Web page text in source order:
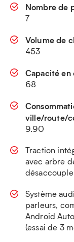
Nombre de
7
Volume de
453
Capacité en
68
ville/route/
9.90
Traction
avec arbre
Système
parleurs,
Android Auto
(essai de 3